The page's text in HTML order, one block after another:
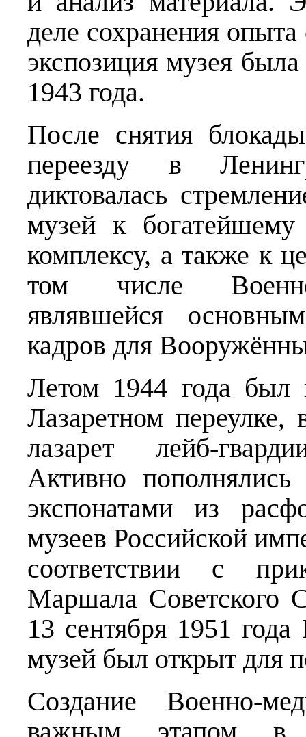
деле сохранения
экспозиция музея
1943 года.
После снятия
переезду в
диктовалась
музей к богатейшему
комплексу, а также к
том числе
являвшейся
кадров для
Летом 1944 года был
Лазаретном переулке,
лазарет лейб-
Активно
экспонатами из
музеев Российской
соответствии с
Маршала Советского
13 сентября 1951
музей был открыт для
Создание Военно-